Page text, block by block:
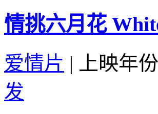
情挑六月花
爱情片 | 上映年
发